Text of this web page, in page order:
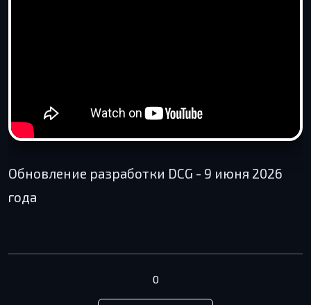
Обновление разработки DCG - 9 июня 2026
года
0